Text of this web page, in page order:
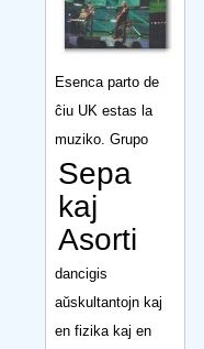
Esenca parto de
ĉiu UK estas la
muziko. Grupo
Sepa
kaj
Asorti
dancigis
aŭskultantojn kaj
en fizika kaj en